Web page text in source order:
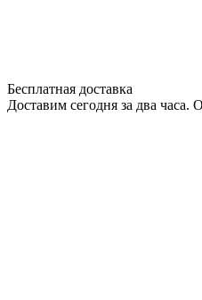
Бесплатная доставка
Доставим сегодня за два часа.